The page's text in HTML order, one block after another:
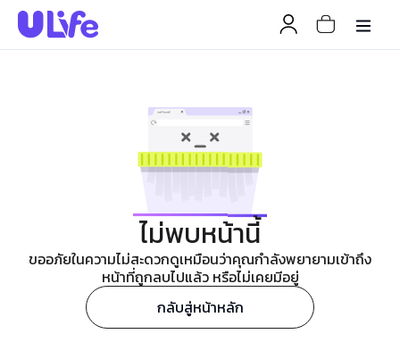
ไม่พบหน้านี้
ขออภัยในความไม่สะดวกดูเหมือนว่าคุณกำลังพยายามเข้าถึง
หน้าที่ถูกลบไปแล้ว หรือไม่เคยมีอยู่
กลับสู่หน้าหลัก